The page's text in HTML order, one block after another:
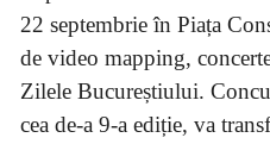
22 septembrie în Piața
de video mapping,
Zilele Bucureștiului.
cea de-a 9-a ediție, va